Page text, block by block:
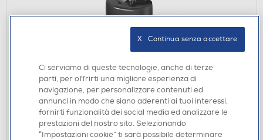
A GOCCIA-Nero
€ 19,90
Acquisto online:disponibile
Ritiro in negozio in 30' gratuito:verifica
Ci serviamo di queste tecnologie, anche di terze
parti, per offrirti una migliore esperienza di
navigazione, per personalizzare contenuti ed
annunci in modo che siano aderenti ai tuoi interessi,
fornirti funzionalità dei social media ed analizzare le
prestazioni del nostro sito. Selezionando
“Impostazioni cookie” ti sarà possibile determinare
X   Continua senza accettare